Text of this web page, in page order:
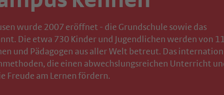
wurde 2007 eröffnet - die Grundschule sowie das
Die etwa 730 Kinder und Jugendlichen werden von
und Pädagogen aus aller Welt betreut. Das
die einen abwechslungsreichen Unterricht
Freude am Lernen fördern.